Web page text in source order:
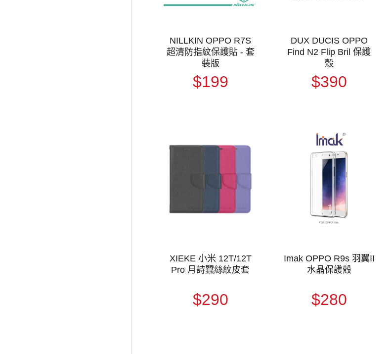
NILLKIN OPPO R7S
超清防指紋保護貼 - 套
裝版
$199
DUX DUCIS OPPO
Find N2 Flip Bril 保護
殼
$390
XIEKE 小米 12T/12T
Pro 月詩蠶絲紋皮套
$290
Imak OPPO R9s 羽翼II
水晶保護殼
$280